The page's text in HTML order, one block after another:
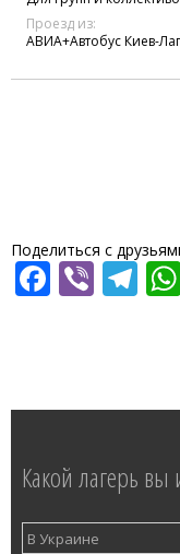
Проезд из:
АВИА+Автобус Киев-
Поделиться с
Facebook
Viber
Какой лагерь вы